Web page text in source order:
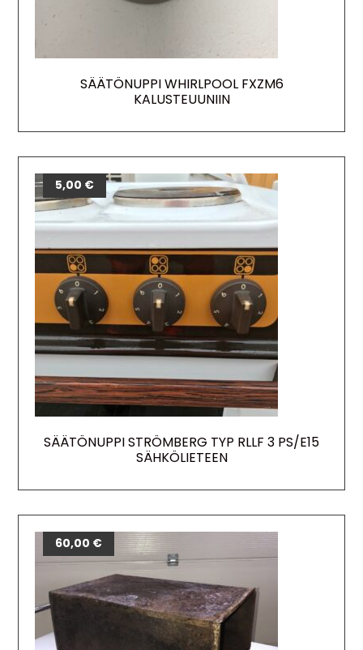
SÄÄTÖNUPPI WHIRLPOOL FXZM6
KALUSTEUUNIIN
SÄÄTÖNUPPI STRÖMBERG TYP RLLF 3 PS/E15
SÄHKÖLIETEEN
5,00 €
60,00 €